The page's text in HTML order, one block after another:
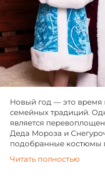
Новый год — это время
семейных традиций.
является
Деда Мороза и
подобранные костюмы
Читать полностью